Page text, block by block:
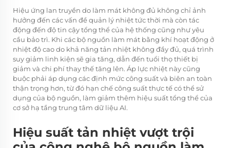
Hiệu ứng lan truyền do làm mát không đủ không chỉ ảnh
hưởng đến các vấn đề quản lý nhiệt tức thời mà còn tác
động đến độ tin cậy tổng thể của hệ thống cũng như yêu
cầu bảo trì. Khi các bộ nguồn làm mát bằng khí hoạt động ở
nhiệt độ cao do khả năng tản nhiệt không đầy đủ, quá trình
suy giảm linh kiện sẽ gia tăng, dẫn đến tuổi thọ thiết bị
giảm và chi phí thay thế tăng lên. Áp lực nhiệt này cũng
buộc phải áp dụng các định mức công suất và biên an toàn
thận trọng hơn, từ đó hạn chế công suất thực tế có thể sử
dụng của bộ nguồn, làm giảm thêm hiệu suất tổng thể của
cơ sở hạ tầng trung tâm dữ liệu AI.
Hiệu suất tản nhiệt vượt trội